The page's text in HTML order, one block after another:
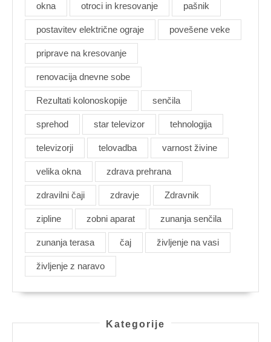
okna otroci in kresovanje pašnik
postavitev električne ograje povešene veke
priprave na kresovanje
renovacija dnevne sobe
Rezultati kolonoskopije senčila
sprehod star televizor tehnologija
televizorji telovadba varnost živine
velika okna zdrava prehrana
zdravilni čaji zdravje Zdravnik
zipline zobni aparat zunanja senčila
zunanja terasa čaj življenje na vasi
življenje z naravo
Kategorije